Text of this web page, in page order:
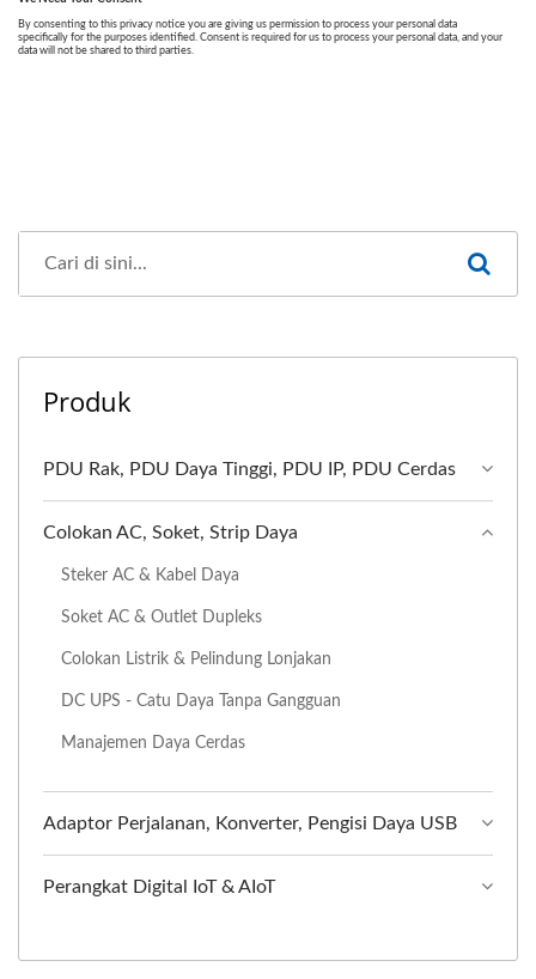
Produk
PDU Rak, PDU Daya Tinggi, PDU IP, PDU Cerdas
Colokan AC, Soket, Strip Daya
Steker AC & Kabel Daya
Soket AC & Outlet Dupleks
Colokan Listrik & Pelindung Lonjakan
DC UPS - Catu Daya Tanpa Gangguan
Manajemen Daya Cerdas
Adaptor Perjalanan, Konverter, Pengisi Daya USB
Perangkat Digital IoT & AIoT